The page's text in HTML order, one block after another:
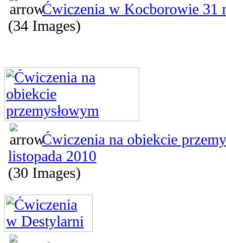
Ćwiczenia w Kocborowie 31
(34 Images)
Ćwiczenia na obiekcie
listopada 2010
(30 Images)